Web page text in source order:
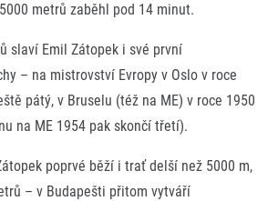
metrů zaběhl pod 14 minut.
slaví Emil Zátopek i své první
– na mistrovství Evropy v Oslo v roce
pátý, v Bruselu (též na ME) v roce 1950
na ME 1954 pak skončí třetí).
poprvé běží i trať delší než 5000 m,
– v Budapešti přitom vytváří